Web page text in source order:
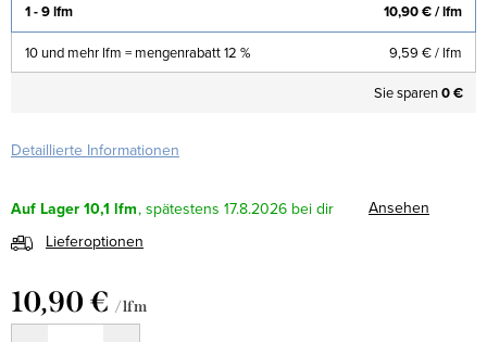
1 - 9 lfm 10,90 €/ lfm
10 und mehr lfm = mengenrabatt 12 % 9,59 €/ lfm
Sie sparen0 €
Detaillierte Informationen
Auf Lager10,1 lfm 17.8.2026
Ansehen
Lieferoptionen
10,90 € / lfm